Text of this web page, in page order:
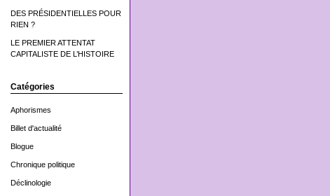
DES PRÉSIDENTIELLES POUR
RIEN ?
LE PREMIER ATTENTAT
CAPITALISTE DE L’HISTOIRE
Catégories
Aphorismes
Billet d'actualité
Blogue
Chronique politique
Déclinologie